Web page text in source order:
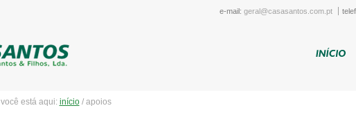
e-mail: geral@casasantos.com.pt
você está aqui: início/ apoios